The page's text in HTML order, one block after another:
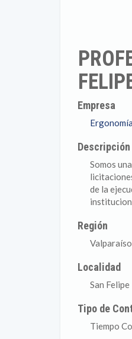
Empresa
Descripción
Somos
de la
Región
Valparaíso
Localidad
San Felipe
Tipo de
Tiempo